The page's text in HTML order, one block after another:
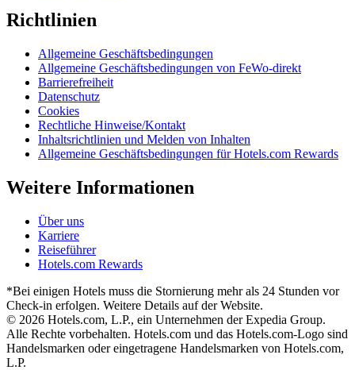
Richtlinien
Allgemeine Geschäftsbedingungen
Allgemeine Geschäftsbedingungen von FeWo-direkt
Barrierefreiheit
Datenschutz
Cookies
Rechtliche Hinweise/Kontakt
Inhaltsrichtlinien und Melden von Inhalten
Allgemeine Geschäftsbedingungen für Hotels.com Rewards
Weitere Informationen
Über uns
Karriere
Reiseführer
Hotels.com Rewards
*Bei einigen Hotels muss die Stornierung mehr als 24 Stunden vor
Check-in erfolgen. Weitere Details auf der Website.
© 2026 Hotels.com, L.P., ein Unternehmen der Expedia Group.
Alle Rechte vorbehalten. Hotels.com und das Hotels.com-Logo sind
Handelsmarken oder eingetragene Handelsmarken von Hotels.com,
L.P.